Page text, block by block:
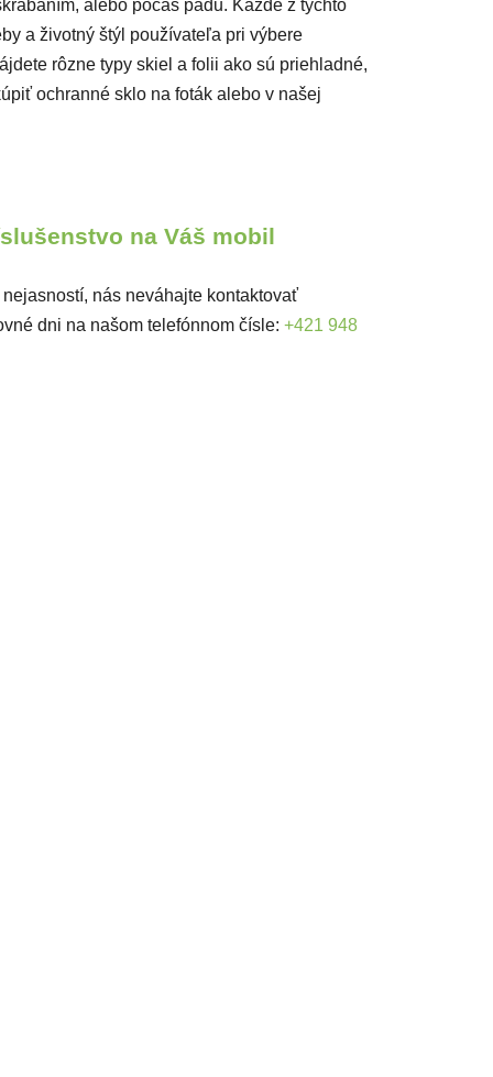
alebo počas pádu. Každé z týchto
a životný štýl používateľa pri výbere
rôzne typy skiel a folii ako sú priehladné,
ochranné sklo na foták alebo v našej
na Váš mobil
nás neváhajte kontaktovať
dni na našom telefónnom čísle: +421 948